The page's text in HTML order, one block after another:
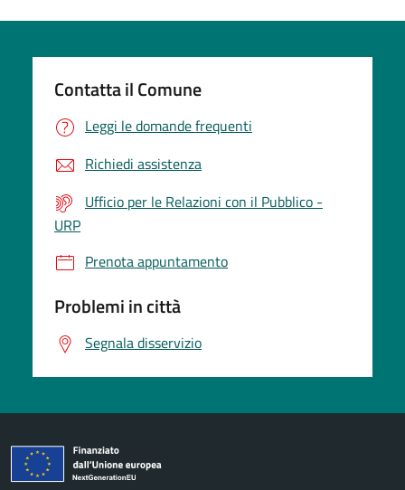
Contatta il Comune
Leggi le domande frequenti
Richiedi assistenza
Ufficio per le Relazioni con il Pubblico -
URP
Prenota appuntamento
Problemi in città
Segnala disservizio